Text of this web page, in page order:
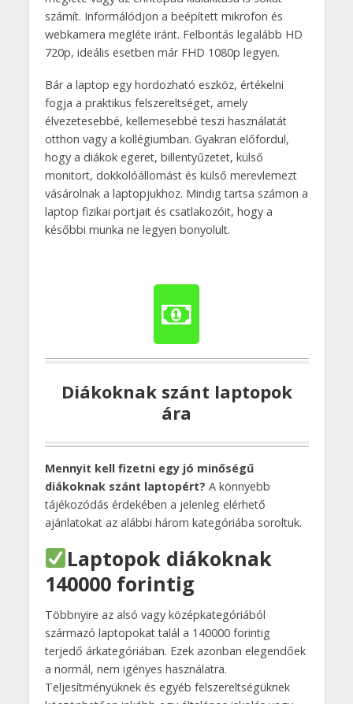
számít. Informálódjon a beépített mikrofon és
webkamera megléte iránt. Felbontás legalább HD
720p, ideális esetben már FHD 1080p legyen.
Bár a laptop egy hordozható eszköz, értékelni
fogja a praktikus felszereltséget, amely
élvezetesebbé, kellemesebbé teszi használatát
otthon vagy a kollégiumban. Gyakran előfordul,
hogy a diákok egeret, billentyűzetet, külső
monitort, dokkolóállomást és külső merevlemezt
vásárolnak a laptopjukhoz. Mindig tartsa számon a
laptop fizikai portjait és csatlakozóit, hogy a
későbbi munka ne legyen bonyolult.
Diákoknak szánt laptopok
ára
Mennyit kell fizetni egy jó minőségű
diákoknak szánt laptopért? A könnyebb
tájékozódás érdekében a jelenleg elérhető
ajánlatokat az alábbi három kategóriába soroltuk.
Laptopok diákoknak
140000 forintig
Többnyire az alsó vagy középkategóriából
származó laptopokat talál a 140000 forintig
terjedő árkategóriában. Ezek azonban elegendőek
a normál, nem igényes használatra.
Teljesítményüknek és egyéb felszereltségüknek